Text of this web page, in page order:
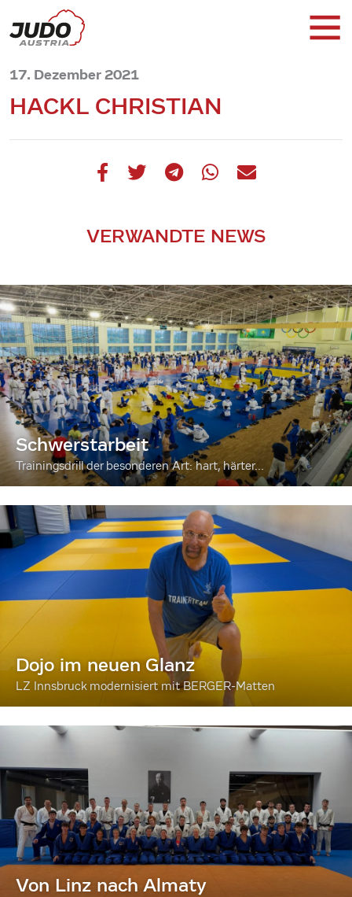
17. Dezember 2021
HACKL CHRISTIAN
VERWANDTE NEWS
Schwerstarbeit
Trainingsdrill der besonderen Art: hart, härter...
Dojo im neuen Glanz
LZ Innsbruck modernisiert mit BERGER-Matten
Von Linz nach Almaty